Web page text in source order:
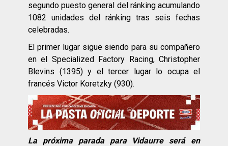
segundo puesto general del ránking acumulando
1082 unidades del ránking tras seis fechas
celebradas.
El primer lugar sigue siendo para su compañero
en el Specialized Factory Racing, Christopher
Blevins (1395) y el tercer lugar lo ocupa el
francés Victor Koretzky (930).
La próxima parada para Vidaurre será en